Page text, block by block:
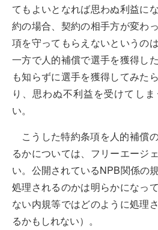
てもよいとなれば思わぬ利益に
約の場合、契約の相手方が変わ
項を守ってもらえないというの
一方で人的補償で選手を獲得し
も知らずに選手を獲得してみた
り、思わぬ不利益を受けてし
い。
こうした特約条項を人的補償
るかについては、フリーエージ
い。公開されているNPB関係の
処理されるのかは明らかになっ
ない内規等ではどのように処理
るかもしれない）。